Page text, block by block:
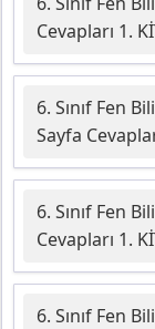
Cevapları 1.
6. Sınıf Fen
Sayfa
6. Sınıf Fen
Cevapları 1.
6. Sınıf Fen